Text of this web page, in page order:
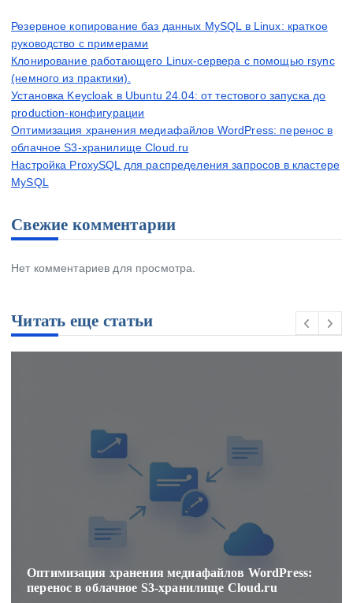
Резервное копирование баз данных MySQL в Linux: краткое
руководство с примерами
Клонирование работающего Linux-сервера с помощью rsync
(немного из практики).
Установка Keycloak в Ubuntu 24.04: от тестового запуска до
production-конфигурации
Оптимизация хранения медиафайлов WordPress: перенос в
облачное S3-хранилище Cloud.ru
Настройка ProxySQL для распределения запросов в кластере
MySQL
Свежие комментарии
Нет комментариев для просмотра.
Читать еще статьи
Оптимизация хранения медиафайлов WordPress:
перенос в облачное S3-хранилище Cloud.ru